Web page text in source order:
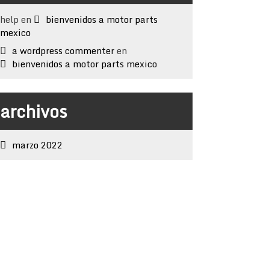
help en
bienvenidos a motor parts
mexico
a wordpress commenteren
bienvenidos a motor parts mexico
archivos
marzo 2022